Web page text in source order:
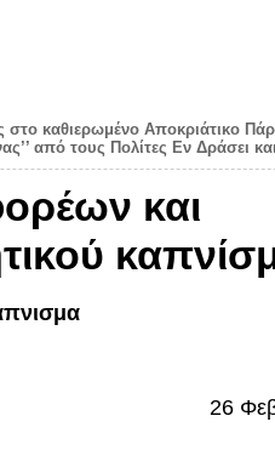
στο καθιερωμένο Αποκριάτικο
από τους Πολίτες Εν Δράσει
και
26